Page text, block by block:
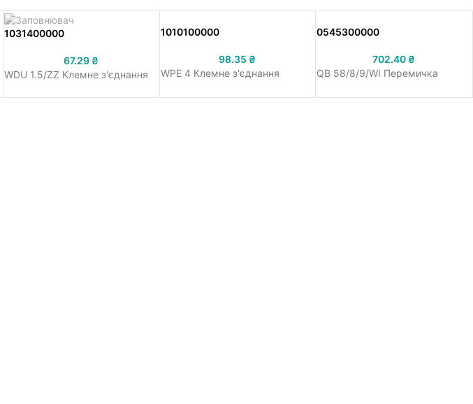
1031400000
67.29 ₴
WDU 1.5/ZZ Клемне з'єднання
1010100000
98.35 ₴
WPE 4 Клемне з'єднання
0545300000
702.40 ₴
QB 58/8/9/WI Перемичка